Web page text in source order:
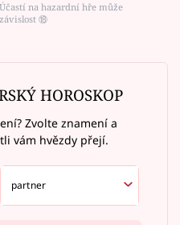
na hazardní hře může
⑱
HOROSKOP
Zvolte znamení a
vám hvězdy přejí.